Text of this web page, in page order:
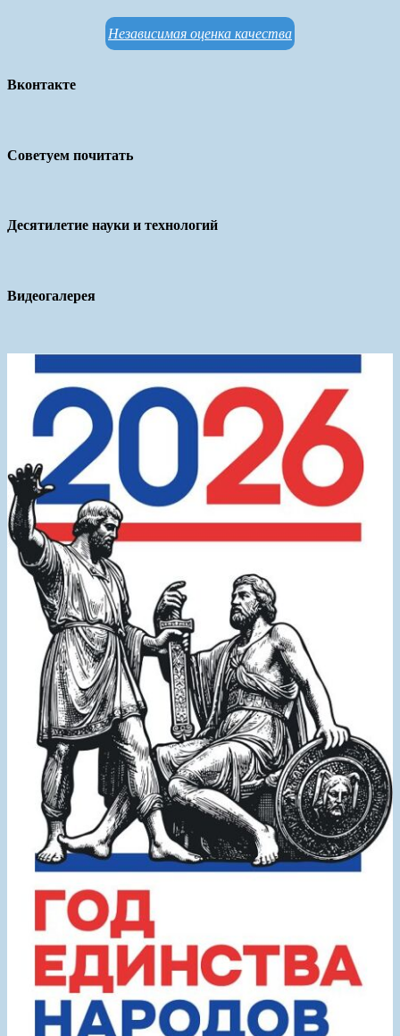
Независимая оценка качества
Вконтакте
Советуем почитать
Десятилетие науки и технологий
Видеогалерея